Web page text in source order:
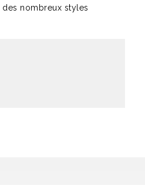
des nombreux styles